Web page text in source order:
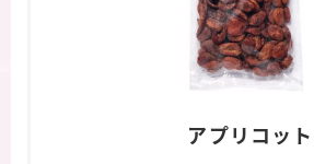
アプリコット